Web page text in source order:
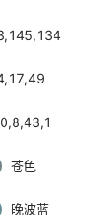
苍色
晚波蓝